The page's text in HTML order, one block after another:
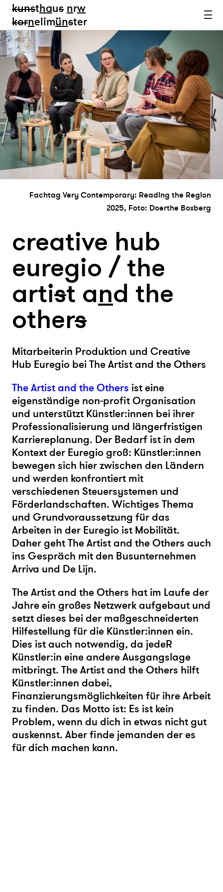
kunsthaus nrw
kornelimünster
Fachtag Very Contemporary: Reading the Region
2025, Foto: Doerthe Boxberg
creative hub
euregio / the
artist and the
others
Mitarbeiterin Produktion und Creative
Hub Euregio bei The Artist and the Others
The Artist and the Others ist eine
eigenständige non-profit Organisation
und unterstützt Künstler:innen bei ihrer
Professionalisierung und längerfristigen
Karriereplanung. Der Bedarf ist in dem
Kontext der Euregio groß: Künstler:innen
bewegen sich hier zwischen den Ländern
und werden konfrontiert mit
verschiedenen Steuersystemen und
Förderlandschaften. Wichtiges Thema
und Grundvoraussetzung für das
Arbeiten in der Euregio ist Mobilität.
Daher geht The Artist and the Others auch
ins Gespräch mit den Busunternehmen
Arriva und De Lijn.
The Artist and the Others hat im Laufe der
Jahre ein großes Netzwerk aufgebaut und
setzt dieses bei der maßgeschneiderten
Hilfestellung für die Künstler:innen ein.
Dies ist auch notwendig, da jedeR
Künstler:in eine andere Ausgangslage
mitbringt. The Artist and the Others hilft
Künstler:innen dabei,
Finanzierungsmöglichkeiten für ihre Arbeit
zu finden. Das Motto ist: Es ist kein
Problem, wenn du dich in etwas nicht gut
auskennst. Aber finde jemanden der es
für dich machen kann.